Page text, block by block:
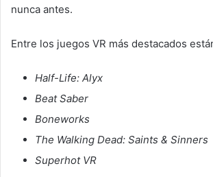
nunca antes.
Entre los juegos VR más destacados
Half-Life: Alyx
Beat Saber
Boneworks
The Walking Dead: Saints & Sinners
Superhot VR